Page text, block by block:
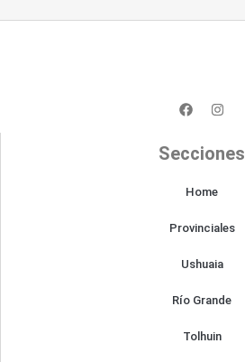
F
a
b
k
I
n
a
a
Secciones
Home
Provinciales
Ushuaia
Río Grande
Tolhuin